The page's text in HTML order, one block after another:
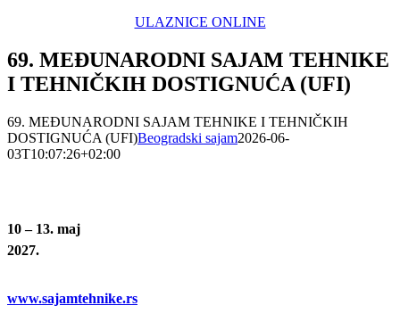
ULAZNICE ONLINE
69. MEĐUNARODNI SAJAM TEHNIKE
I TEHNIČKIH DOSTIGNUĆA (UFI)
69. MEĐUNARODNI SAJAM TEHNIKE I TEHNIČKIH
DOSTIGNUĆA (UFI)Beogradski sajam2026-06-
03T10:07:26+02:00
10 – 13. maj
2027.
www.sajamtehnike.rs